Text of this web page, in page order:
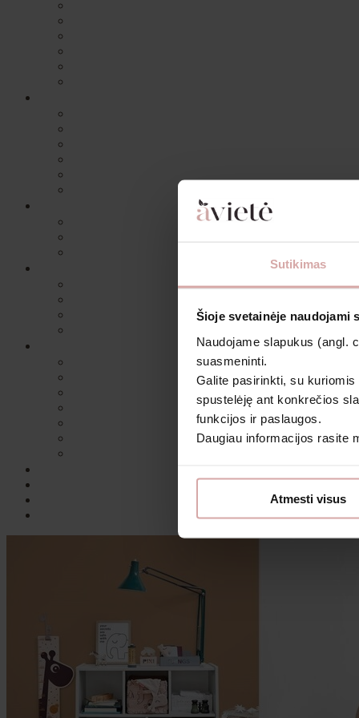
Sutikimas
Šioje svetainėje naudojami
Naudojame slapukus (angl.
suasmeninti.
Galite pasirinkti, su
spustelėję ant konkrečios
funkcijos ir paslaugos.
Daugiau informacijos rasite
Atmesti visus
Daugiau